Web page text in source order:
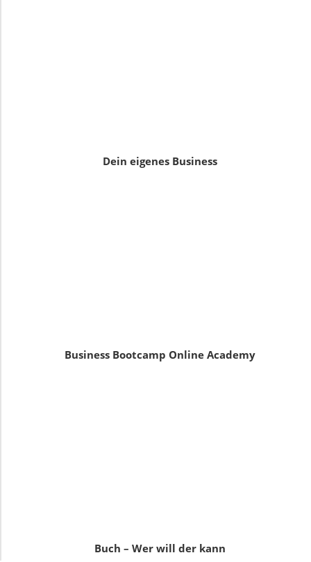
Dein eigenes Business
Business Bootcamp Online Academy
Buch – Wer will der kann